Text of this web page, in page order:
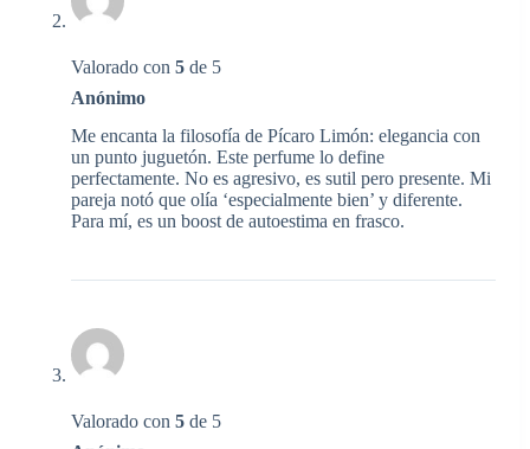
Valorado con 5 de 5
Anónimo
Me encanta la filosofía de Pícaro Limón: elegancia con
un punto juguetón. Este perfume lo define
perfectamente. No es agresivo, es sutil pero presente. Mi
pareja notó que olía ‘especialmente bien’ y diferente.
Para mí, es un boost de autoestima en frasco.
Valorado con 5 de 5